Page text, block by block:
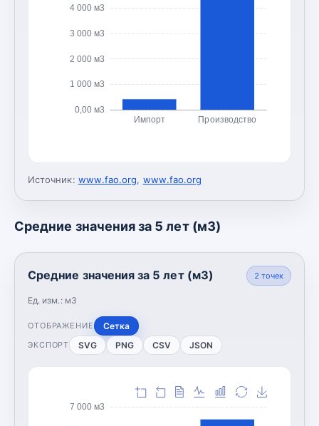
0,00 м3
1 000 м3
2 000 м3
3 000 м3
4 000 м3
Импорт Производство
Источник: www.fao.org, www.fao.org
Средние значения за 5 лет (м3)
Средние значения за 5 лет (м3)
Ед. изм.: м3
2 точек
ОТОБРАЖЕНИЕ Сетка
ЭКСПОРТ SVG PNG CSV JSON
7 000 м3